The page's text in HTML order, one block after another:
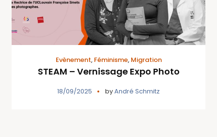
Evènement, Féminisme, Migration
STEAM – Vernissage Expo Photo
18/09/2025 byAndré Schmitz